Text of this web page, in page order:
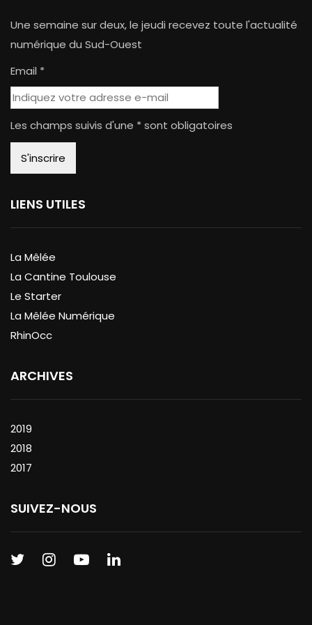
Une semaine sur deux, le jeudi recevez toute l'actualité
numérique du Sud-Ouest
Email *
Les champs suivis d'une * sont obligatoires
LIENS UTILES
La Mêlée
La Cantine Toulouse
Le Starter
La Mêlée Numérique
RhinOcc
ARCHIVES
2019
2018
2017
SUIVEZ-NOUS